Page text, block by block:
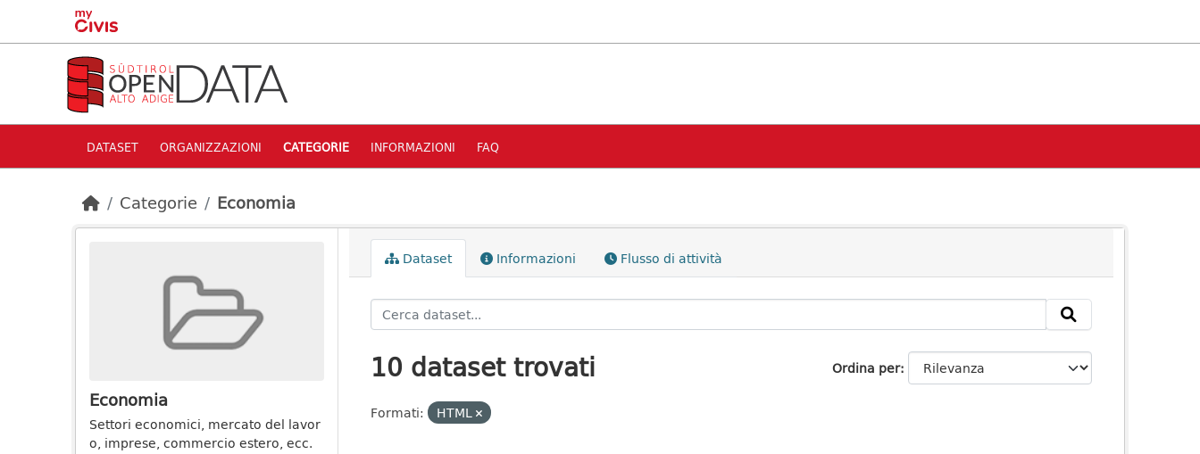
Skip to main content
DATASET ORGANIZZAZIONI CATEGORIE INFORMAZIONI FAQ
Categorie Economia
Economia
Settori economici, mercato del lavor
o, imprese, commercio estero, ecc.
Dataset Informazioni Flusso di attività
Ordina per
10 dataset trovati
Formati: HTML